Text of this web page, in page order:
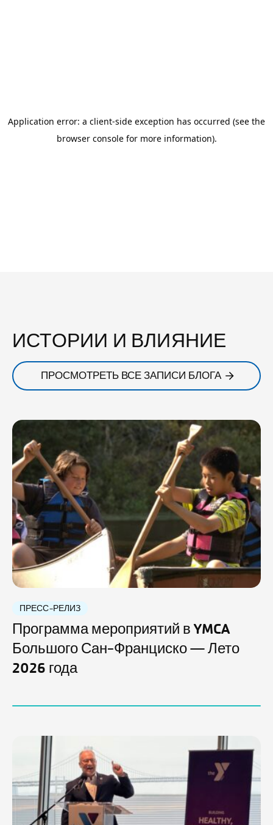
ИСТОРИИ И ВЛИЯНИЕ
ПРОСМОТРЕТЬ ВСЕ ЗАПИСИ БЛОГА
ПРЕСС-РЕЛИЗ
Программа мероприятий в YMCA
Большого Сан-Франциско — Лето
2026 года